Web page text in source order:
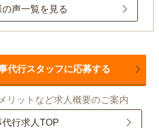
の声一覧を見る
代行スタッフに応募する
リットなど求人概要のご案内
代行求人TOP